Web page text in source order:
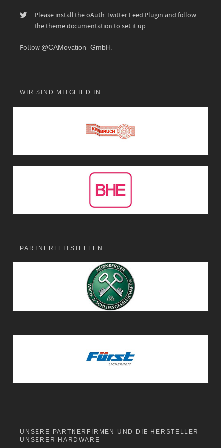
Please install the oAuth Twitter Feed Plugin and follow
the theme documentation to set it up.
Follow @CAMovation_GmbH.
WIR SIND MITGLIED IN
PARTNERLEITSTELLEN
UNSERE PARTNERFIRMEN UND DIE HERSTELLER
UNSERER HARDWARE